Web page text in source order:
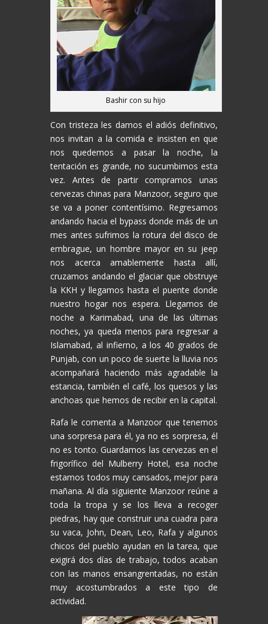
Bashir con su hijo
Con tristeza les damos el adiós definitivo,
nos invitan a la comida e insisten en que
nos quedemos a pasar la noche, la
tentación es grande, no sucumbimos esta
vez. Antes de partir compramos unas
cervezas chinas para Manzoor, seguro que
se va a poner contentísimo. Regresamos
andando hacia el bypass donde más de un
mes antes sufrimos la rotura del disco de
embrague, un hombre mayor en su jeep
nos acerca amablemente hasta allí,
cruzamos andando el glaciar que obstruye
la KKH y llegamos hasta el puente donde
nuestro hogar nos espera. Llegamos de
noche a Karimabad, una de las últimas
noches, ya queda menos para regresar a
Islamabad, al infierno, a los 40 grados de
Punjab, con un poco de suerte la lluvia nos
acompañará haciendo más agradable la
estancia, también el café, los quesos y las
anchoas que hemos de recibir en la capital.
Rafa le comenta a Manzoor que tenemos
una sorpresa para él, ya no es sorpresa, él
no es tonto. Guardamos las cervezas en el
frigorífico del Mulberry Hotel, esa noche
estamos todos muy cansados, mejor para
mañana. Al día siguiente Manzoor reúne a
toda la tropa y se los lleva a recoger
piedras, hay que construir una cuadra para
su vaca, John, Dean, Leo, Rafa y algunos
chicos del pueblo ayudan en la tarea, que
exigirá dos días de trabajo, todos acaban
con las manos ensangrentadas, no están
muy acostumbrados a este tipo de
actividad.